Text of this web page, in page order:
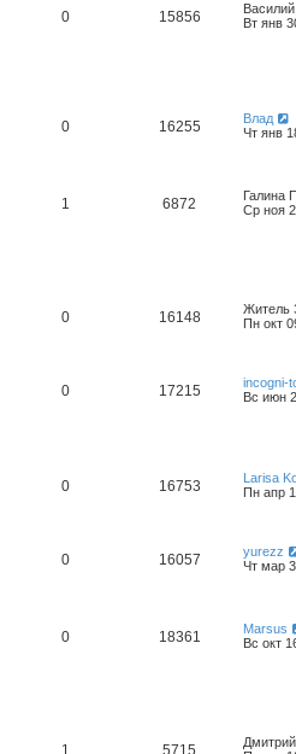
0 15856
Вт янв
0 16255
Влад
Чт янв
1 6872
Галина
Ср ноя
0 16148
Житель
Пн окт
0 17215
incogni-
Вс июн
0 16753
Larisa
Пн апр
0 16057
yurezz
Чт мар
0 18361
Marsus
Вс окт
1 5715